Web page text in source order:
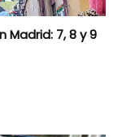
7, 8 y 9